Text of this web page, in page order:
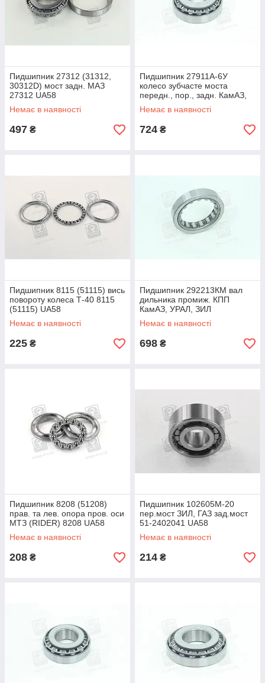
Пидшипник 27312 (31312,
30312D) мост задн. МАЗ
27312 UA58
Немає в наявності
497 ₴
Пидшипник 27911А-6У
колесо зубчасте моста
передн., пор., задн. КамАЗ,
ЗИЛ 864769 UA58
Немає в наявності
724 ₴
Пидшипник 8115 (51115) вись
повороту колеса Т-40 8115
(51115) UA58
Немає в наявності
225 ₴
Пидшипник 292213КМ вал
дильника промиж. КПП
КамАЗ, УРАЛ, ЗИЛ
292213К1М UA58
Немає в наявності
698 ₴
Пидшипник 8208 (51208)
прав. та лев. опора пров. оси
МТЗ (RIDER) 8208 UA58
Немає в наявності
208 ₴
Пидшипник 102605М-20
пер.мост ЗИЛ, ГАЗ зад.мост
51-2402041 UA58
Немає в наявності
214 ₴